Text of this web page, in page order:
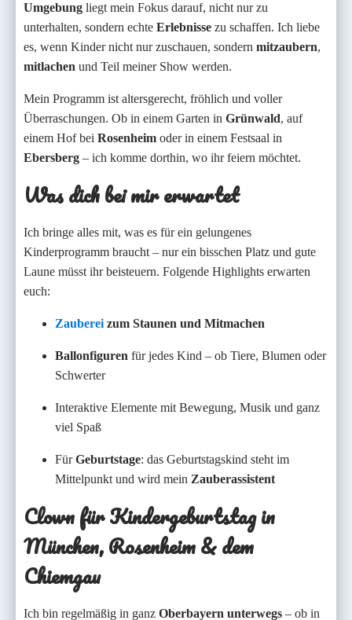
Umgebung liegt mein Fokus darauf, nicht nur zu
unterhalten, sondern echte Erlebnisse zu schaffen. Ich liebe
es, wenn Kinder nicht nur zuschauen, sondern mitzaubern,
mitlachen und Teil meiner Show werden.
Mein Programm ist altersgerecht, fröhlich und voller
Überraschungen. Ob in einem Garten in Grünwald, auf
einem Hof bei Rosenheim oder in einem Festsaal in
Ebersberg – ich komme dorthin, wo ihr feiern möchtet.
Was dich bei mir erwartet
Ich bringe alles mit, was es für ein gelungenes
Kinderprogramm braucht – nur ein bisschen Platz und gute
Laune müsst ihr beisteuern. Folgende Highlights erwarten
euch:
Zauberei zum Staunen und Mitmachen
Ballonfiguren für jedes Kind – ob Tiere, Blumen oder
Schwerter
Interaktive Elemente mit Bewegung, Musik und ganz
viel Spaß
FürGeburtstage: das Geburtstagskind steht im
Mittelpunkt und wird mein Zauberassistent
Clown für Kindergeburtstag in
München, Rosenheim & dem
Chiemgau
Ich bin regelmäßig in ganz Oberbayern unterwegs – ob in